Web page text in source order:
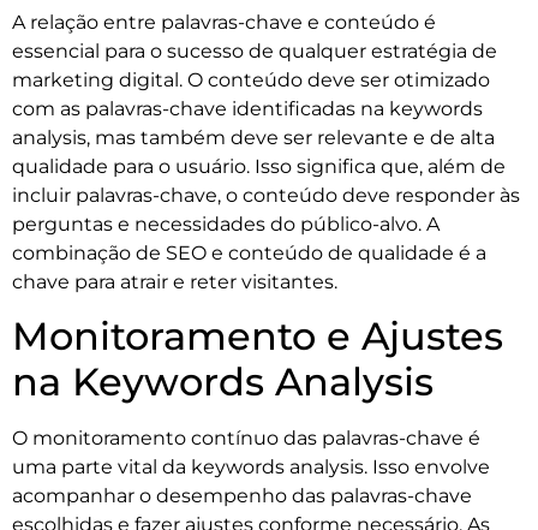
A relação entre palavras-chave e conteúdo é
essencial para o sucesso de qualquer estratégia de
marketing digital. O conteúdo deve ser otimizado
com as palavras-chave identificadas na keywords
analysis, mas também deve ser relevante e de alta
qualidade para o usuário. Isso significa que, além de
incluir palavras-chave, o conteúdo deve responder às
perguntas e necessidades do público-alvo. A
combinação de SEO e conteúdo de qualidade é a
chave para atrair e reter visitantes.
Monitoramento e Ajustes
na Keywords Analysis
O monitoramento contínuo das palavras-chave é
uma parte vital da keywords analysis. Isso envolve
acompanhar o desempenho das palavras-chave
escolhidas e fazer ajustes conforme necessário. As